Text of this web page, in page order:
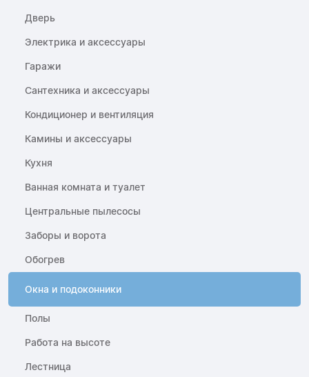
Дверь
Электрика и аксессуары
Гаражи
Сантехника и аксессуары
Кондиционер и вентиляция
Камины и аксессуары
Кухня
Ванная комната и туалет
Центральные пылесосы
Заборы и ворота
Обогрев
Окна и подоконники
Полы
Работа на высоте
Лестница